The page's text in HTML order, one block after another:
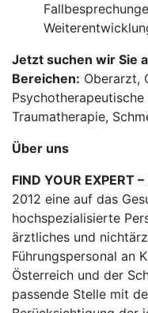
Jetzt suchen wir Sie
Bereichen: Oberarzt,
Traumatherapie,
Über uns
FIND YOUR EXPERT
2012 eine auf das
hochspezialisierte
ärztliches und
Führungspersonal an
Österreich und der
passende Stelle mit